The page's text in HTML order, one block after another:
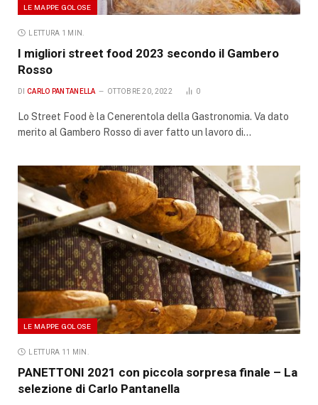
LE MAPPE GOLOSE
LETTURA 1 MIN.
I migliori street food 2023 secondo il Gambero
Rosso
DI CARLO PANTANELLA OTTOBRE 20, 2022 0
Lo Street Food è la Cenerentola della Gastronomia. Va dato
merito al Gambero Rosso di aver fatto un lavoro di…
LE MAPPE GOLOSE
LETTURA 11 MIN.
PANETTONI 2021 con piccola sorpresa finale – La
selezione di Carlo Pantanella